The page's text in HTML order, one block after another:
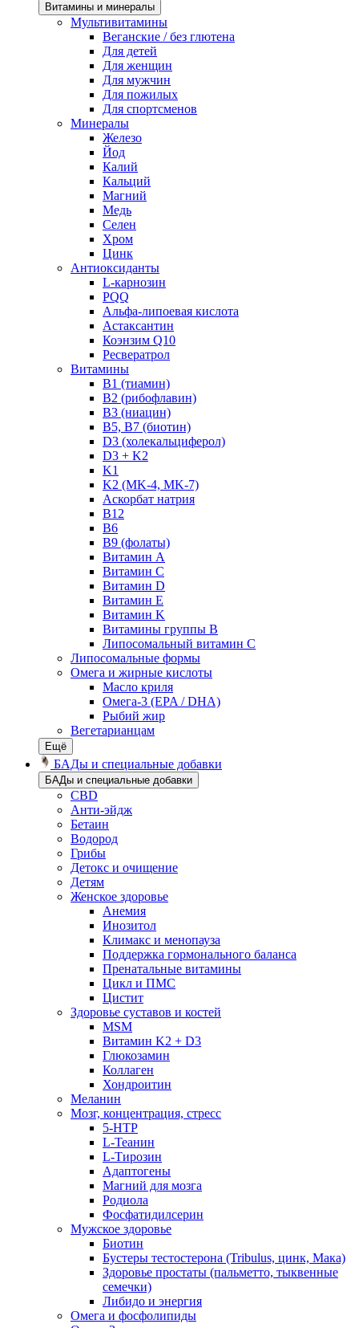
Витамины и минералы
Мультивитамины
Веганские / без глютена
Для детей
Для женщин
Для мужчин
Для пожилых
Для спортсменов
Минералы
Железо
Йод
Калий
Кальций
Магний
Медь
Селен
Хром
Цинк
Антиоксиданты
L-карнозин
PQQ
Альфа-липоевая кислота
Астаксантин
Коэнзим Q10
Ресвератрол
Витамины
B1 (тиамин)
B2 (рибофлавин)
B3 (ниацин)
B5, B7 (биотин)
D3 (холекальциферол)
D3 + K2
K1
K2 (MK-4, MK-7)
Аскорбат натрия
В12
В6
В9 (фолаты)
Витамин A
Витамин C
Витамин D
Витамин E
Витамин K
Витамины группы B
Липосомальный витамин C
Липосомальные формы
Омега и жирные кислоты
Масло криля
Омега-3 (EPA / DHA)
Рыбий жир
Вегетарианцам
Ещё
БАДы и специальные добавки
БАДы и специальные добавки
CBD
Анти-эйдж
Бетаин
Водород
Грибы
Детокс и очищение
Детям
Женское здоровье
Анемия
Инозитол
Климакс и менопауза
Поддержка гормонального баланса
Пренатальные витамины
Цикл и ПМС
Цистит
Здоровье суставов и костей
MSM
Витамин K2 + D3
Глюкозамин
Коллаген
Хондроитин
Меланин
Мозг, концентрация, стресс
5-HTP
L-Теанин
L-Тирозин
Адаптогены
Магний для мозга
Родиола
Фосфатидилсерин
Мужское здоровье
Биотин
Бустеры тестостерона (Tribulus, цинк, Мака)
Здоровье простаты (пальметто, тыквенные
семечки)
Либидо и энергия
Омега и фосфолипиды